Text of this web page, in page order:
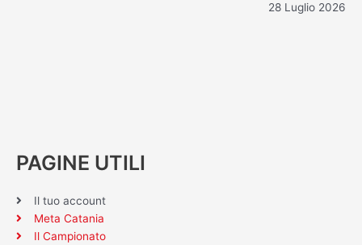
28 Luglio 2026
PAGINE UTILI
Il tuo account
Meta Catania
Il Campionato